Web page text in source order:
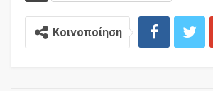
Κοινοποίηση